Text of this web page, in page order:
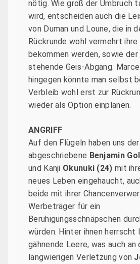
nötig. Wie groß der Umbruch
wird, entscheiden auch die
von Duman und Loune, die in
Rückrunde wohl vermehrt ihre
bekommen werden, sowie der
stehende Geis-Abgang.
hingegen könnte man selbst
Verbleib wohl erst zur
wieder als Option einplanen.
ANGRIFF
Auf den Flügeln haben uns
abgeschriebene Benjamin
und Kanji Okunuki (24) mit
neues Leben eingehaucht,
beide mit ihrer
Werbeträger für ein
Beruhigungsschnäpschen
würden. Hinter ihnen herrscht
gähnende Leere, was auch an
langwierigen Verletzung von